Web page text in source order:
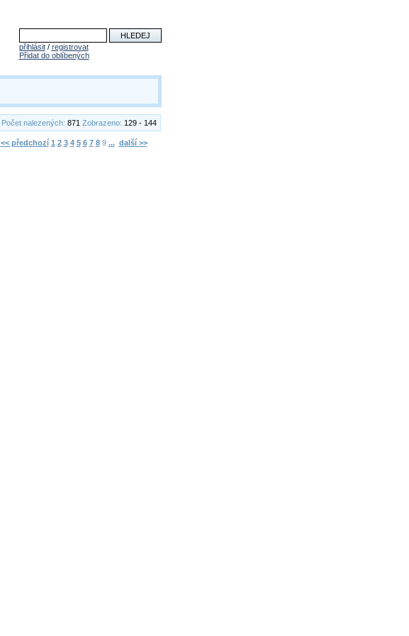
přihlásit/ registrovat
Přidat do oblíbených
Počet nalezených: 871 Zobrazeno: 129 - 144
<< předchozí 1 2 3 4 5 6 7 89 ... další >>